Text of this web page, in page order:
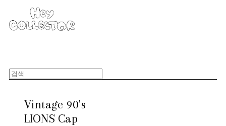
Vintage 90's
LIONS Cap